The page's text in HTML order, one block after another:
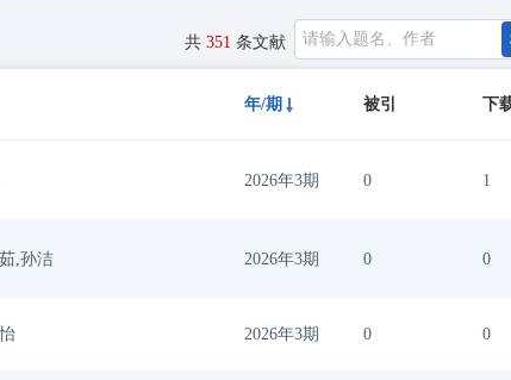
共 351 条文献
年/期 被引 下
2026年3期 0 1
,孙洁 2026年3期 0 0
2026年3期 0 0